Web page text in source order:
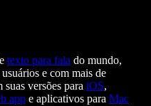
texto para fala do mundo,
e com mais de
versões para iOS,
app e aplicativos para Mac